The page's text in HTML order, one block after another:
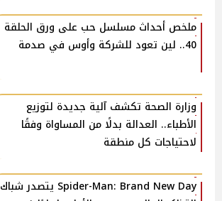
ملخص أحداث مسلسل حب على ورق الحلقة
40.. لين تعود للشركة وأوس في صدمة
وزارة الصحة تكشف آلية جديدة لتوزيع
الأطباء.. العدالة بدلًا من المساواة وفقًا
لاحتياجات كل منطقة
Spider-Man: Brand New Day يتصدر شباك